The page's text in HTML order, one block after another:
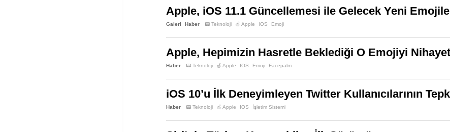
Apple, iOS 11.1 Güncellemesi ile Gelecek Yeni
Galeri Haber 📟 Teknoloji 🍏 Apple IOS Emoji
Apple, Hepimizin Hasretle Beklediği O Emojiyi
Haber 📟 Teknoloji 🍏 Apple IOS Emoji Facepalm
iOS 10’u İlk Deneyimleyen Twitter Kullanıcılarının
Haber 📟 Teknoloji 🍏 Apple IOS İşletim Sistemi